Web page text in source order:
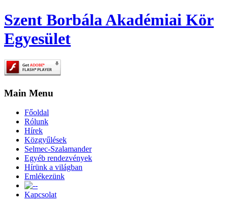
Szent Borbála Akadémiai Kör
Egyesület
Main Menu
Főoldal
Rólunk
Hírek
Közgyűlések
Selmec-Szalamander
Egyéb rendezvények
Hírünk a világban
Emlékezünk
-
Kapcsolat